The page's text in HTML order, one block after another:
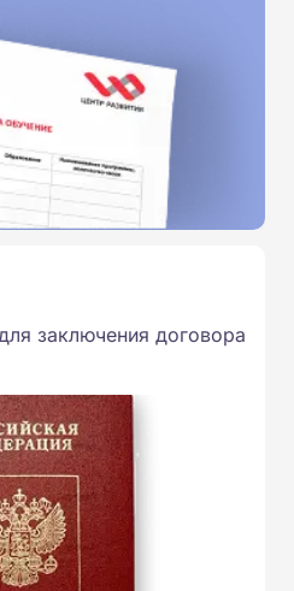
заключения договора